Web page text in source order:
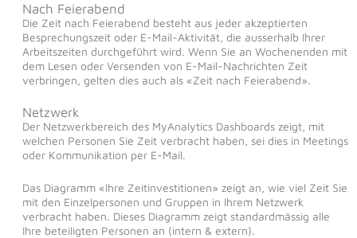
Nach Feierabend
Die Zeit nach Feierabend besteht aus jeder akzeptierten
Besprechungszeit oder E-Mail-Aktivität, die ausserhalb Ihrer
Arbeitszeiten durchgeführt wird. Wenn Sie an Wochenenden mit
dem Lesen oder Versenden von E-Mail-Nachrichten Zeit
verbringen, gelten dies auch als «Zeit nach Feierabend».
Netzwerk
Der Netzwerkbereich des MyAnalytics Dashboards zeigt, mit
welchen Personen Sie Zeit verbracht haben, sei dies in Meetings
oder Kommunikation per E-Mail.
Das Diagramm «Ihre Zeitinvestitionen» zeigt an, wie viel Zeit Sie
mit den Einzelpersonen und Gruppen in Ihrem Netzwerk
verbracht haben. Dieses Diagramm zeigt standardmässig alle
Ihre beteiligten Personen an (intern & extern).